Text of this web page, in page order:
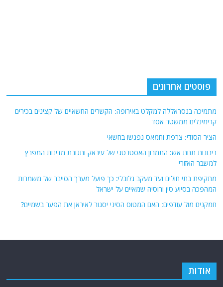
פוסטים אחרונים
מתמיכה בנסראללה למקלט באירופה: הקשרים החשאיים של קצינים בכירים
קרימינלים ממשטר אסד
הציר הסודי: צרפת וחמאס נפגשו בחשאי
ריבונות תחת אש: התמרון האסטרטגי של עיראק ותגובת מדינות המפרץ
למשבר האזורי
מתקיפת בתי חולים ועד מעקב גלובלי: כך פועל מערך הסייבר של משמרות
המהפכה בסיוע סין ורוסיה שמאיים על ישראל
חמקנים מול עודפים: האם המטוס הסיני יסגור לאיראן את הפער בשמיים?
אודות